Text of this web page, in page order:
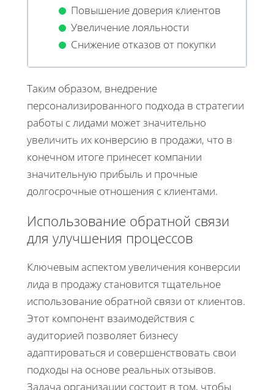
Повышение доверия клиентов
Увеличение лояльности
Снижение отказов от покупки
Таким образом, внедрение
персонализированного подхода в стратегии
работы с лидами может значительно
увеличить их конверсию в продажи, что в
конечном итоге принесет компании
значительную прибыль и прочные
долгосрочные отношения с клиентами.
Использование обратной связи
для улучшения процессов
Ключевым аспектом увеличения конверсии
лида в продажу становится тщательное
использование обратной связи от клиентов.
Этот компонент взаимодействия с
аудиторией позволяет бизнесу
адаптироваться и совершенствовать свои
подходы на основе реальных отзывов.
Задача организации состоит в том, чтобы